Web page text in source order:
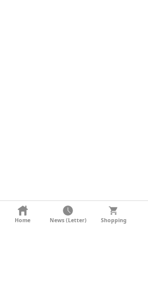
KONTAKT
Home News (Letter) Shopping